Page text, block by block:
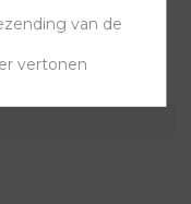
van de
vertonen